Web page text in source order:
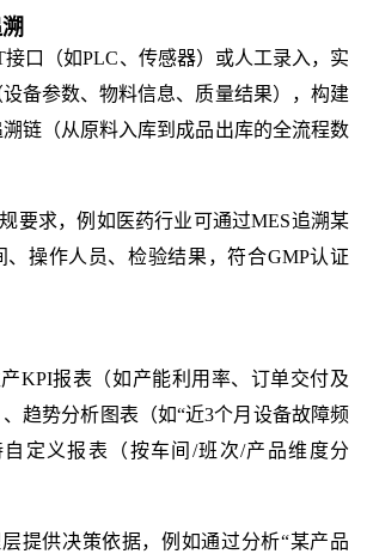
接口（如PLC、传感器）或人工录入，实
备参数、物料信息、质量结果），构建
链（从原料入库到成品出库的全流程数
要求，例如医药行业可通过MES追溯某
、操作人员、检验结果，符合GMP认证
KPI报表（如产能利用率、订单交付及
趋势分析图表（如“近3个月设备故障频
定义报表（按车间/班次/产品维度分
提供决策依据，例如通过分析“某产品